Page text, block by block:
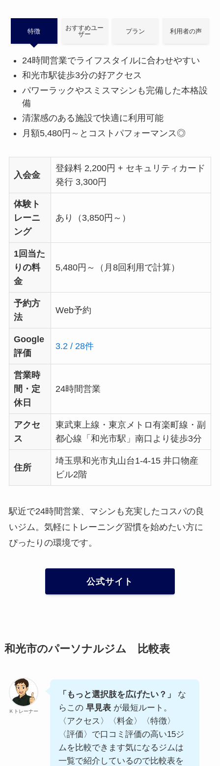
特徴
おすすめユー
ザー
プラン 利用者の声
24時間営業でライフスタイルに合わせやすい
和光市駅徒歩3分の好アクセス
パワーラックやスミスマシンも完備した本格設
備
清潔感のある施設で快適に利用可能
月額5,480円～とコストパフォーマンス◎
入会金
登録料 2,200円 + セキュリティカード
発行 3,300円
体験ト
レーニ
ング
あり（3,850円～）
1回当た
りの料
金
5,480円～（月8回利用で計算）
予約方
法
Web予約
Google
評価
3.2 / 28件
営業時
間・定
休日
24時間営業
アクセ
ス
東武東上線・東京メトロ有楽町線・副
都心線「和光市駅」南口より徒歩3分
住所
埼玉県和光市丸山台1-4-15 井口物産
ビル2階
駅近で24時間営業、マシンも充実したコスパの良
いジム。気軽にトレーニング習慣を始めたい方に
ぴったりの環境です。
公式サイト
和光市のパーソナルジム 比較表
Ｋトレーナー
「もっと選択肢を広げたい？」
な
らこの 早見表が最短ルート。
〈アクセス〉〈料金〉〈特徴〉
〈評価〉で口コミ評価の高い15ジ
ムを比較できます気になるジムは
一覧で紹介しているので比較表を